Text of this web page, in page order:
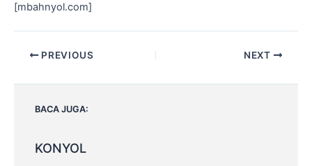
[mbahnyol.com]
Post PREVIOUS NEXT
BACA JUGA:
KONYOL